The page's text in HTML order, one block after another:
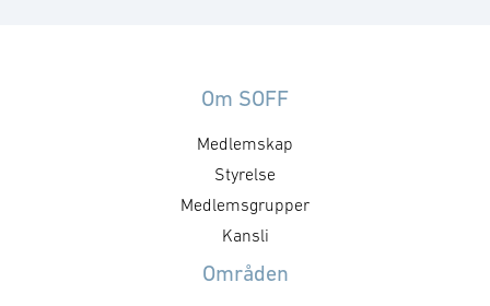
Om SOFF
Medlemskap
Styrelse
Medlemsgrupper
Kansli
Områden